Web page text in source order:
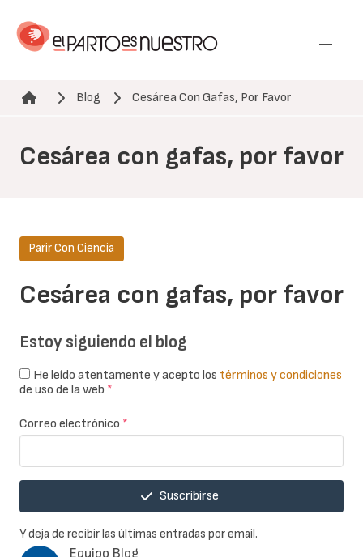
contenido
Ruta de navegación
Blog Cesárea Con Gafas, Por Favor
Cesárea con gafas, por favor
Equipo Blog
Cesárea con gafas, por favor
Parir Con Ciencia
Estoy siguiendo el blog
He leído atentamente y acepto los términos y condiciones
de uso de la web *
Correo electrónico *
Suscribirse
Y deja de recibir las últimas entradas por email.